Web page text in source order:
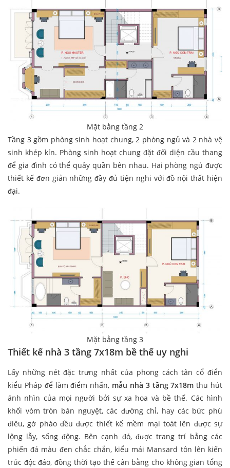
Mặt bằng tầng 2
Tầng 3 gồm phòng sinh hoạt chung, 2 phòng ngủ và 2 nhà vệ
sinh khép kín. Phòng sinh hoạt chung đặt đối diện cầu thang
để gia đình có thể quây quần bên nhau. Hai phòng ngủ được
thiết kế đơn giản những đầy đủ tiện nghi với đồ nội thất hiện
đại.
Mặt bằng tầng 3
Thiết kế nhà 3 tầng 7x18m bề thế uy nghi
Lấy những nét đặc trưng nhất của phong cách tân cổ điển
kiểu Pháp để làm điểm nhấn, mẫu nhà 3 tầng 7x18m thu hút
ánh nhìn của mọi người bởi sự xa hoa và bề thế. Các hình
khối vòm tròn bán nguyệt, các đường chỉ, hay các bức phù
điêu, gờ phào đều được thiết kế mềm mại toát lên được sự
lộng lẫy, sống động. Bên cạnh đó, được trang trí bằng các
phiến đá màu đen chắc chắn, kiểu mái Mansard tôn lên kiến
trúc độc đáo, đồng thời tạo thế cân bằng cho không gian tổng